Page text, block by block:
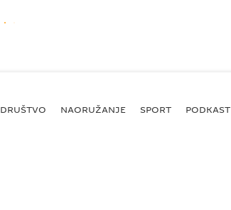
DRUŠTVO NAORUŽANJE SPORT PODKAST